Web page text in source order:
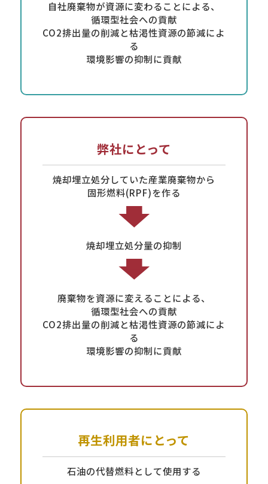
自社廃棄物が資源に変わることによる、
循環型社会への貢献
CO2排出量の削減と枯渇性資源の節減によ
る
環境影響の抑制に貢献
弊社にとって
焼却埋立処分していた産業廃棄物から
固形燃料(RPF)を作る
焼却埋立処分量の抑制
廃棄物を資源に変えることによる、
循環型社会への貢献
CO2排出量の削減と枯渇性資源の節減によ
る
環境影響の抑制に貢献
再生利用者にとって
石油の代替燃料として使用する